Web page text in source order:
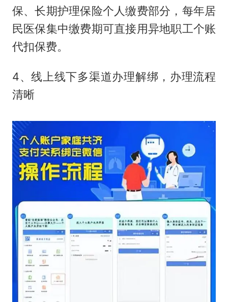
保、长期护理保险个人缴费部分，每年居
民医保集中缴费期可直接用异地职工个账
代扣保费。
4、线上线下多渠道办理解绑，办理流程
清晰